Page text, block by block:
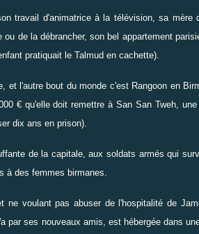
travail d'animatrice à la télévision, sa
de la débrancher, son bel appartement
pratiquait le Talmud en cachette).
et l'autre bout du monde c'est Rangoon en
€ qu'elle doit remettre à San San Tweh,
dix ans en prison).
de la capitale, aux soldats armés qui
à des femmes birmanes.
ne voulant pas abuser de l'hospitalité de
par ses nouveaux amis, est hébergée dans